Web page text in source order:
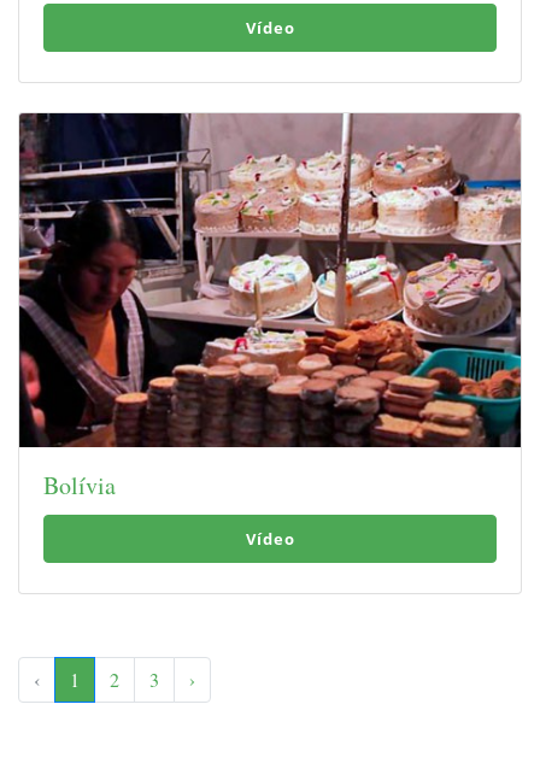
Vídeo
Bolívia
Vídeo
‹ 1 2 3 ›